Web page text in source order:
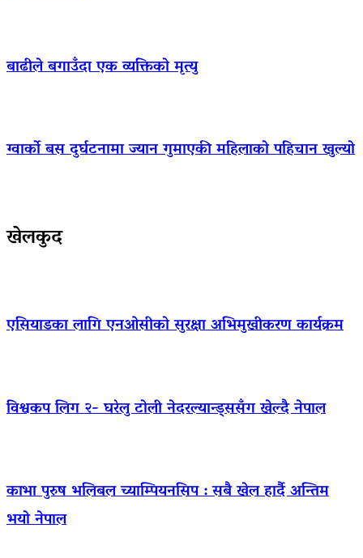
बाढीले बगाउँदा एक व्यक्तिको मृत्यु
ग्वार्को बस दुर्घटनामा ज्यान गुमाएकी महिलाको पहिचान खुल्यो
खेलकुद
एसियाडका लागि एनओसीको सुरक्षा अभिमुखीकरण कार्यक्रम
विश्वकप लिग २- घरेलु टोली नेदरल्यान्ड्ससँग खेल्दै नेपाल
काभा पुरुष भलिबल च्याम्पियनसिप : सबै खेल हार्दै अन्तिम
भयो नेपाल